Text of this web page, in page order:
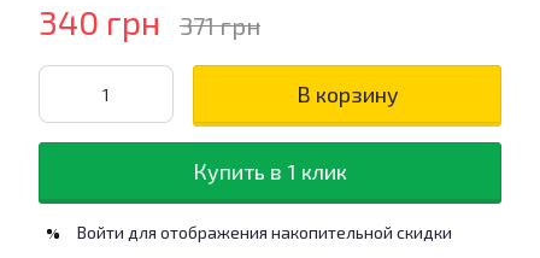
340 грн 371 грн
В корзину
Купить в 1 клик
% Войти для отображения накопительной скидки